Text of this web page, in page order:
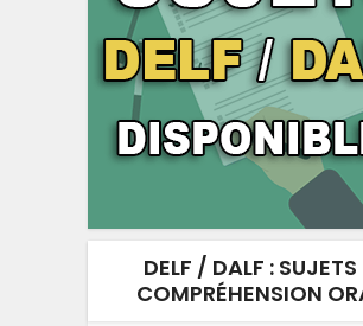
DELF / DALF : SUJETS
COMPRÉHENSION